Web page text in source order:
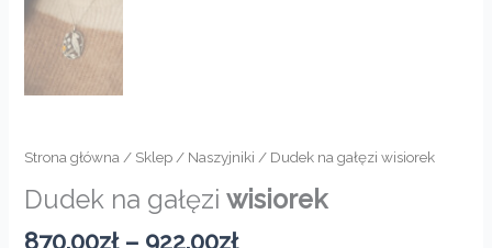
Strona główna / Sklep / Naszyjniki / Dudek na gałęzi wisiorek
Dudek na gałęziwisiorek
870,00zł – 922,00złZakres